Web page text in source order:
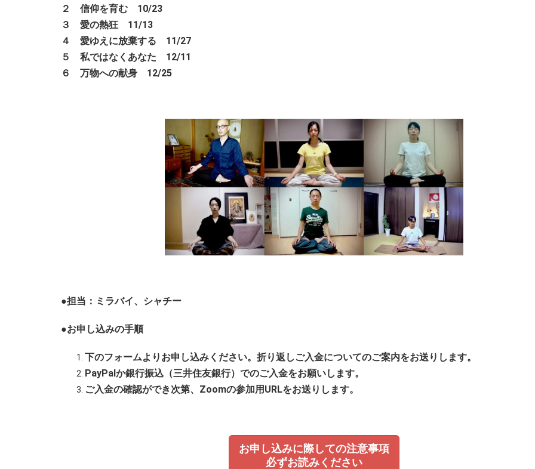
２ 信仰を育む 10/23
３ 愛の熱狂 11/13
４ 愛ゆえに放棄する 11/27
５ 私ではなくあなた 12/11
６ 万物への献身 12/25
●担当：ミラバイ、シャチー
●お申し込みの手順
下のフォームよりお申し込みください。折り返しご入金についてのご案内をお送りします。
PayPalか銀行振込（三井住友銀行）でのご入金をお願いします。
ご入金の確認ができ次第、Zoomの参加用URLをお送りします。
お申し込みに際しての注意事項
必ずお読みください